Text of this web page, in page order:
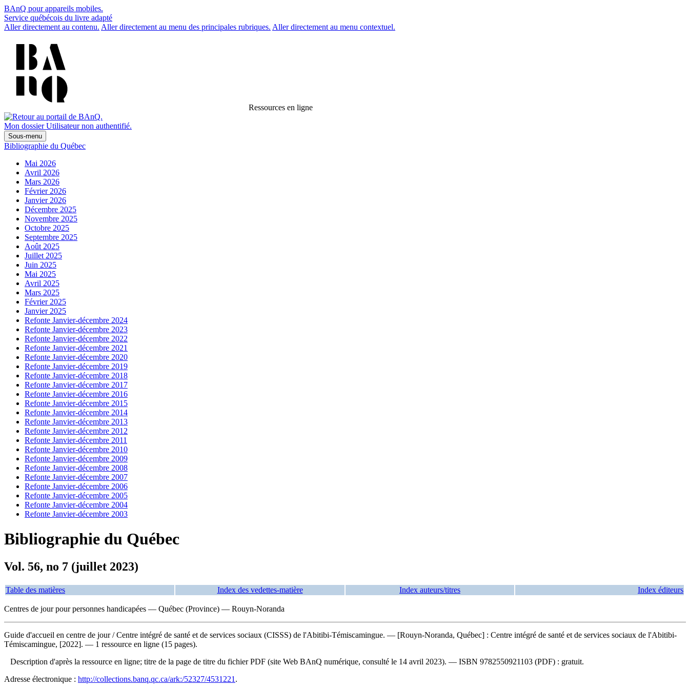
BAnQ pour appareils mobiles.
Service québécois du livre adapté
Aller directement au contenu. Aller directement au menu des principales rubriques. Aller directement au menu contextuel.
Ressources en ligne
Mon dossier Utilisateur non authentifié.
Sous-menu
Bibliographie du Québec
Mai 2026
Avril 2026
Mars 2026
Février 2026
Janvier 2026
Décembre 2025
Novembre 2025
Octobre 2025
Septembre 2025
Août 2025
Juillet 2025
Juin 2025
Mai 2025
Avril 2025
Mars 2025
Février 2025
Janvier 2025
Refonte Janvier-décembre 2024
Refonte Janvier-décembre 2023
Refonte Janvier-décembre 2022
Refonte Janvier-décembre 2021
Refonte Janvier-décembre 2020
Refonte Janvier-décembre 2019
Refonte Janvier-décembre 2018
Refonte Janvier-décembre 2017
Refonte Janvier-décembre 2016
Refonte Janvier-décembre 2015
Refonte Janvier-décembre 2014
Refonte Janvier-décembre 2013
Refonte Janvier-décembre 2012
Refonte Janvier-décembre 2011
Refonte Janvier-décembre 2010
Refonte Janvier-décembre 2009
Refonte Janvier-décembre 2008
Refonte Janvier-décembre 2007
Refonte Janvier-décembre 2006
Refonte Janvier-décembre 2005
Refonte Janvier-décembre 2004
Refonte Janvier-décembre 2003
Bibliographie du Québec
Vol. 56, no 7 (juillet 2023)
Table des matières Index des vedettes-matière Index auteurs/titres Index éditeurs
Centres de jour pour personnes handicapées — Québec (Province) — Rouyn-Noranda
Guide d'accueil en centre de jour/ Centre intégré de santé et de services sociaux (CISSS) de l'Abitibi-Témiscamingue. — [Rouyn-Noranda, Québec] : Centre intégré de santé et de services sociaux de l'Abitibi-
Témiscamingue, [2022]. — 1 ressource en ligne (15 pages).
Description d'après la ressource en ligne; titre de la page de titre du fichier PDF (site Web BAnQ numérique, consulté le 14 avril 2023). — ISBN 9782550921103 (PDF) : gratuit.
Adresse électronique : http://collections.banq.qc.ca/ark:/52327/4531221 .